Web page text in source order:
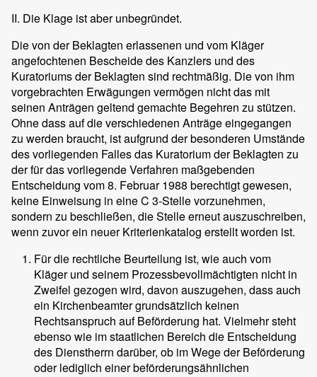
II. Die Klage ist aber unbegründet.
Die von der Beklagten erlassenen und vom Kläger
angefochtenen Bescheide des Kanzlers und des
Kuratoriums der Beklagten sind rechtmäßig. Die von ihm
vorgebrachten Erwägungen vermögen nicht das mit
seinen Anträgen geltend gemachte Begehren zu stützen.
Ohne dass auf die verschiedenen Anträge eingegangen
zu werden braucht, ist aufgrund der besonderen Umstände
des vorliegenden Falles das Kuratorium der Beklagten zu
der für das vorliegende Verfahren maßgebenden
Entscheidung vom 8. Februar 1988 berechtigt gewesen,
keine Einweisung in eine C 3-Stelle vorzunehmen,
sondern zu beschließen, die Stelle erneut auszuschreiben,
wenn zuvor ein neuer Kriterienkatalog erstellt worden ist.
Für die rechtliche Beurteilung ist, wie auch vom
Kläger und seinem Prozessbevollmächtigten nicht in
Zweifel gezogen wird, davon auszugehen, dass auch
ein Kirchenbeamter grundsätzlich keinen
Rechtsanspruch auf Beförderung hat. Vielmehr steht
ebenso wie im staatlichen Bereich die Entscheidung
des Dienstherrn darüber, ob im Wege der Beförderung
oder lediglich einer beförderungsähnlichen